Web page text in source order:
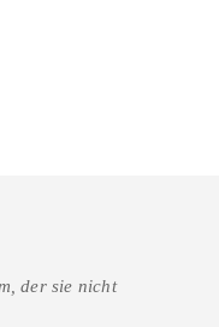
der sie nicht